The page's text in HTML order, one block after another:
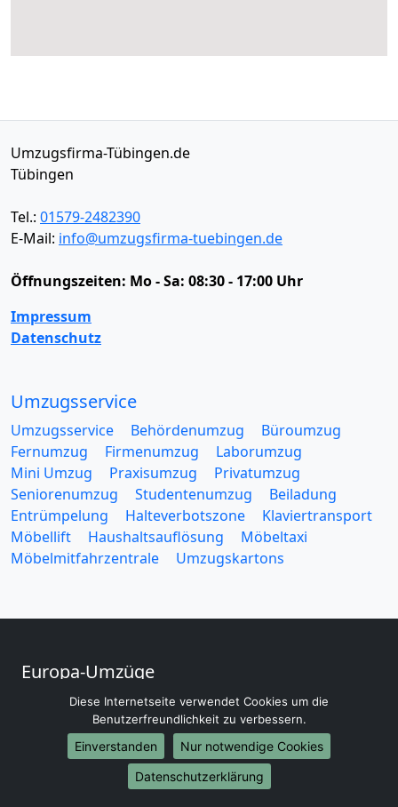
Umzugsfirma-Tübingen.de
Tübingen
Tel.: 01579-2482390
E-Mail: info@umzugsfirma-tuebingen.de
Öffnungszeiten: Mo - Sa: 08:30 - 17:00 Uhr
Impressum
Datenschutz
Umzugsservice
Umzugsservice Behördenumzug
Büroumzug
Fernumzug
Firmenumzug
Laborumzug
Mini Umzug
Praxisumzug
Privatumzug
Seniorenumzug
Studentenumzug
Beiladung
Entrümpelung
Halteverbotszone
Klaviertransport
Möbellift
Haushaltsauflösung
Möbeltaxi
Möbelmitfahrzentrale
Umzugskartons
Europa-Umzüge
Umzug von Tübingen nach Belarus
Umzug von Tübingen nach Belgien
Umzug von Tübingen nach Bulgarien
Umzug von Tübingen nach Dänemark
Umzug von Tübingen nach England
Diese Internetseite verwendet Cookies um die
Benutzerfreundlichkeit zu verbessern.
Einverstanden
Nur notwendige Cookies
Datenschutzerklärung